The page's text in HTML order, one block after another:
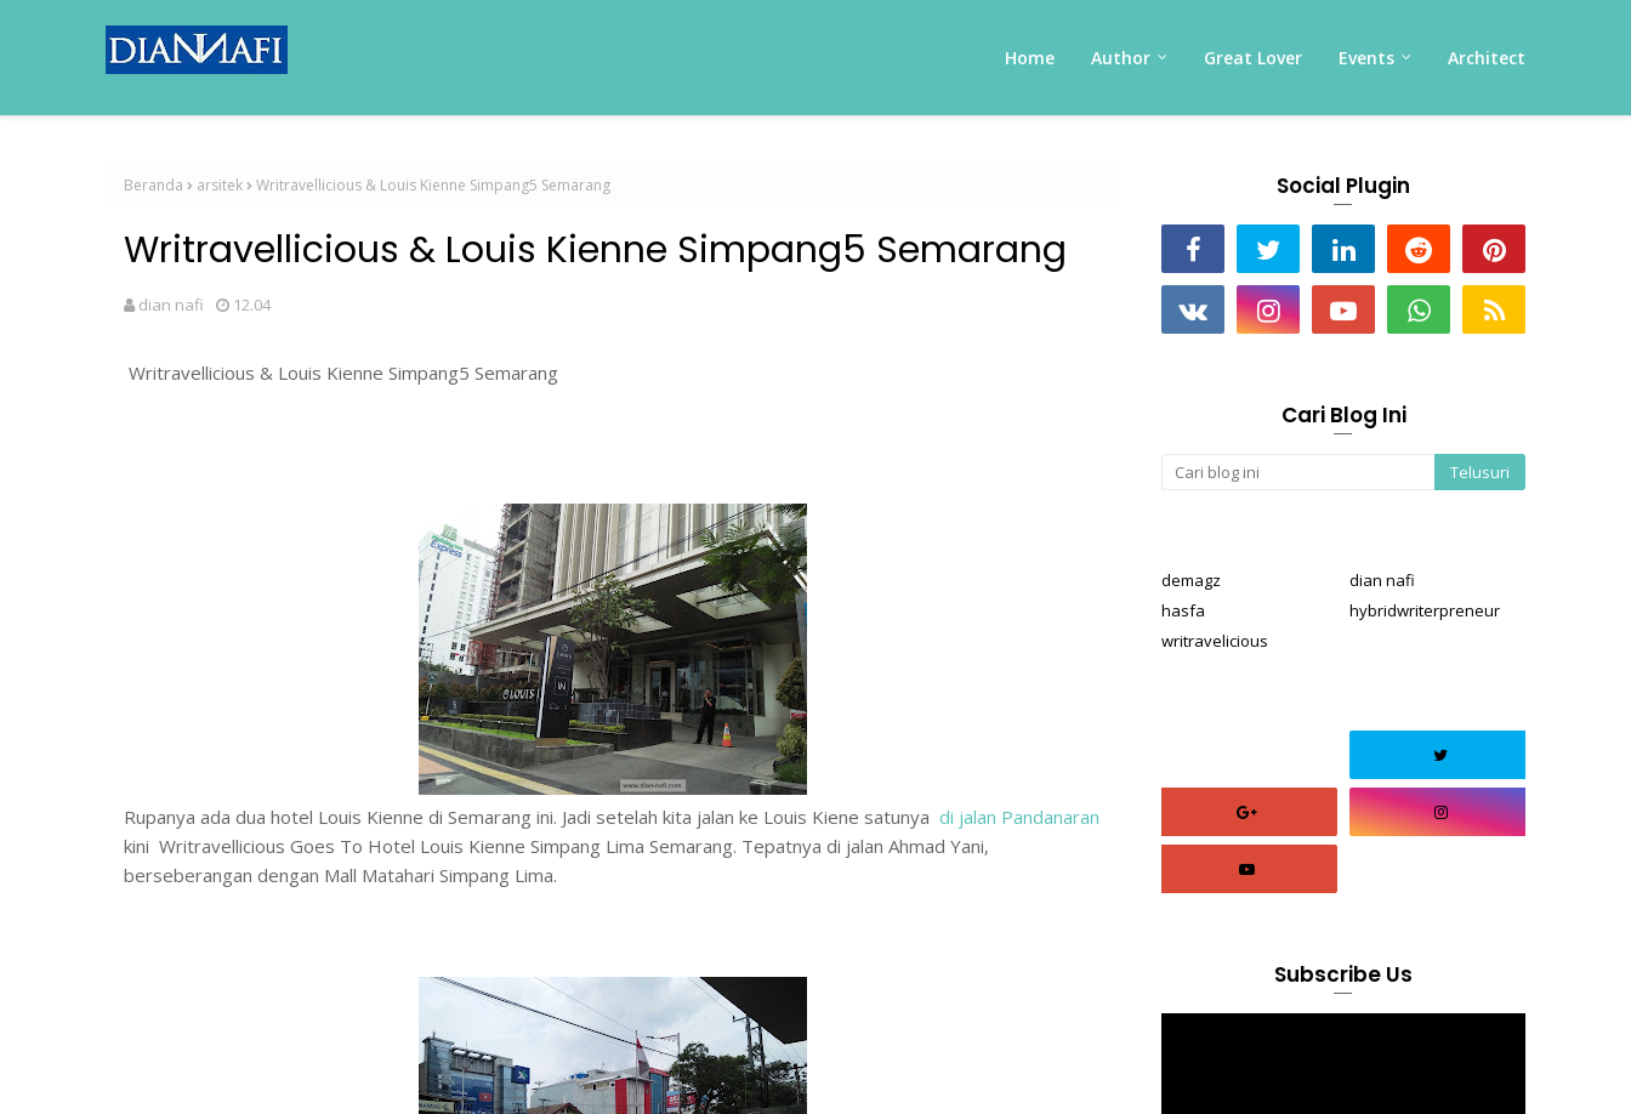
Home Author Great Lover Events Architect
Beranda arsitek Writravellicious & Louis Kienne Simpang5 Semarang
Writravellicious & Louis Kienne Simpang5 Semarang
dian nafi 12.04
Writravellicious & Louis Kienne Simpang5 Semarang
Rupanya ada dua hotel Louis Kienne di Semarang ini. Jadi setelah kita jalan ke Louis Kiene satunya di jalan Pandanaran
kini Writravellicious Goes To Hotel Louis Kienne Simpang Lima Semarang. Tepatnya di jalan Ahmad Yani,
berseberangan dengan Mall Matahari Simpang Lima.
Social Plugin
Cari Blog Ini
demagz
dian nafi
hasfa
hybridwriterpreneur
writravelicious
Subscribe Us